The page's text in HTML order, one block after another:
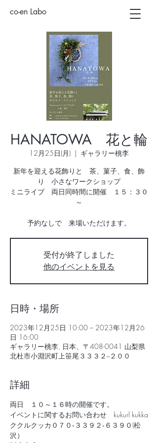
co-en Labo
HANATOWA 花と輪
12月25日(月)
  |
ギャラリー桃李
新年を迎える花飾りと 茶、菓子、食、飾
り 小さなワークショップ
ミニライブ 両日同時間に開催 １５：３０
～
予約なしで 来場いただけます。
受付が終了しました
他のイベントを見る
日時・場所
2023年12月25日 10:00 – 2023年12月26
日 16:00
ギャラリー桃李, 日本、〒408-0041 山梨県
北杜市小淵沢町上笹尾３３３２−２００
詳細
両日　１０～１６時の開催です。
イベントに関するお問い合わせ　kukurl kukka
ククルクッカ０７０‐３３９２‐６３９０(松
沢）